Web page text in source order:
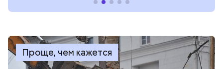
Проще, чем кажется